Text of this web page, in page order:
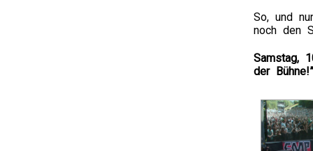
So, und
noch den
Samstag,
der Bühne!”